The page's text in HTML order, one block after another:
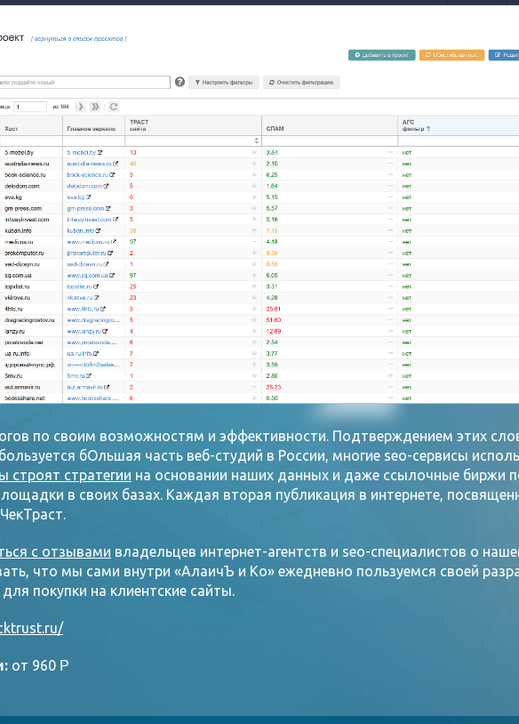
по своим возможностям и эффективности. Подтверждением этих
бОльшая часть веб-студий в России, многие seo-сервисы
строят стратегии на основании наших данных и даже ссылочные биржи
в своих базах. Каждая вторая публикация в интернете,
с отзывами владельцев интернет-агентств и seo-специалистов о
что мы сами внутри «АлаичЪ и Ко» ежедневно пользуемся своей
покупки на клиентские сайты.
от 960 Р